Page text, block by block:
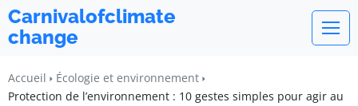
Carnivalofclimate
change
Accueil
Écologie et environnement
Protection de l’environnement : 10 gestes simples pour agir au